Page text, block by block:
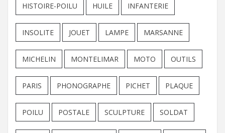
HISTOIRE-POILU HUILE INFANTERIE
INSOLITE JOUET LAMPE MARSANNE
MICHELIN MONTELIMAR MOTO OUTILS
PARIS PHONOGRAPHE PICHET PLAQUE
POILU POSTALE SCULPTURE SOLDAT